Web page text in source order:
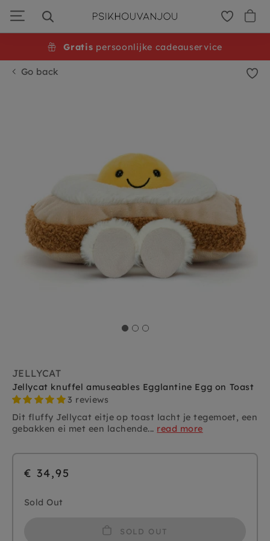
navigation
Go back
JELLYCAT
Jellycat knuffel amuseables Egglantine Egg on Toast
3 reviews
Dit fluffy Jellycat eitje op toast lacht je tegemoet, een
gebakken ei met een lachende... read more
€ 34,95
Sold Out
SOLD OUT
Gratis persoonlijke cadeauservice